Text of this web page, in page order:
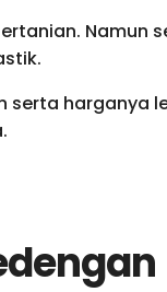
Namun
harganya